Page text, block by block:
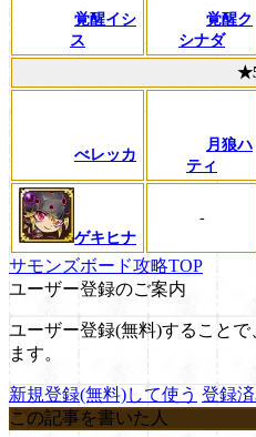
覚醒イシ
ス
覚醒ク
シナダ
べレッカ
月狼ハ
ティ
ゲキヒナ
-
サモンズボード攻略TOP
ユーザー登録のご案内
ユーザー登録(無料)すること
ます。
新規登録(無料)して使う 登録
この記事を書いた人